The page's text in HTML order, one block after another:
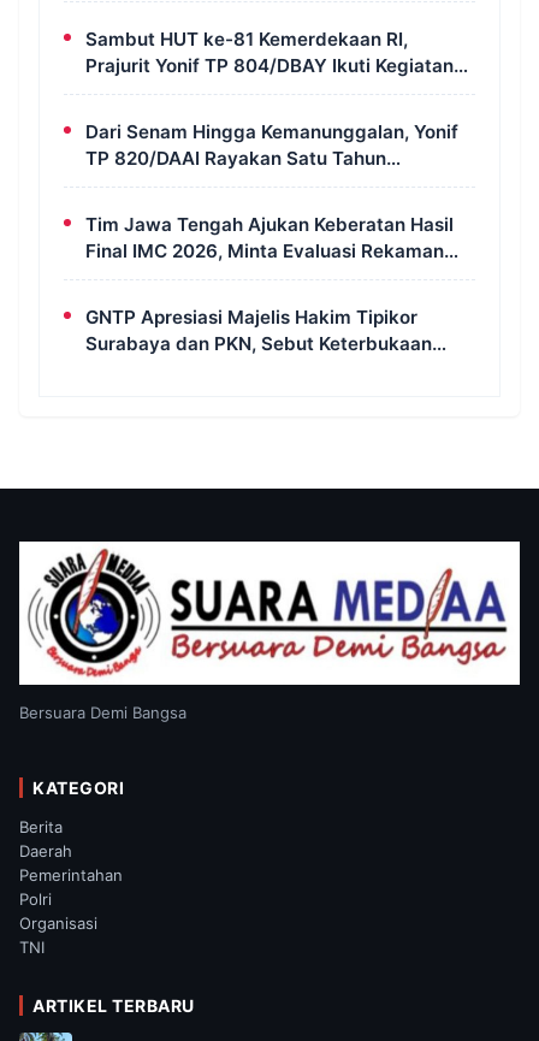
Sambut HUT ke-81 Kemerdekaan RI,
Prajurit Yonif TP 804/DBAY Ikuti Kegiatan
Donor Darah
Dari Senam Hingga Kemanunggalan, Yonif
TP 820/DAAI Rayakan Satu Tahun
Pengabdian dengan Semangat
Kebersamaan
Tim Jawa Tengah Ajukan Keberatan Hasil
Final IMC 2026, Minta Evaluasi Rekaman
dan Scorecard Juri
GNTP Apresiasi Majelis Hakim Tipikor
Surabaya dan PKN, Sebut Keterbukaan
Bersuara Demi Bangsa
KATEGORI
Berita
Daerah
Pemerintahan
Polri
Organisasi
TNI
ARTIKEL TERBARU